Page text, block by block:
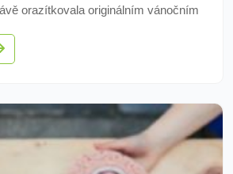
orazítkovala originálním vánočním
Ježíškovi.